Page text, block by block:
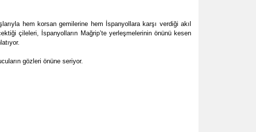
hem korsan gemilerine hem İspanyollara karşı verdiği akıl
çileleri, İspanyolların Mağrip’te yerleşmelerinin önünü kesen
gözleri önüne seriyor.